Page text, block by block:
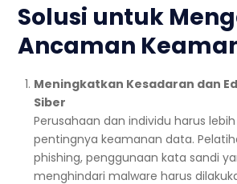
Solusi untuk
Ancaman
Meningkatkan Kesadaran dan
Siber
Perusahaan dan individu harus
pentingnya keamanan data.
phishing, penggunaan kata sandi
menghindari malware harus